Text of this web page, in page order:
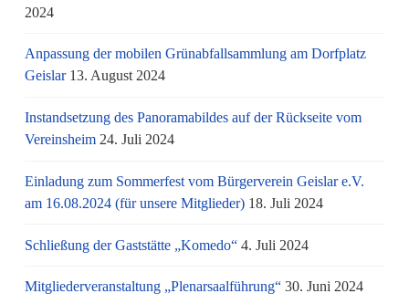
2024
Anpassung der mobilen Grünabfallsammlung am Dorfplatz
Geislar 13. August 2024
Instandsetzung des Panoramabildes auf der Rückseite vom
Vereinsheim 24. Juli 2024
Einladung zum Sommerfest vom Bürgerverein Geislar e.V.
am 16.08.2024 (für unsere Mitglieder) 18. Juli 2024
Schließung der Gaststätte „Komedo“ 4. Juli 2024
Mitgliederveranstaltung „Plenarsaalführung“ 30. Juni 2024